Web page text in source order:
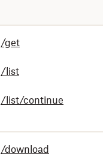
/get
/list
/list/continue
/download